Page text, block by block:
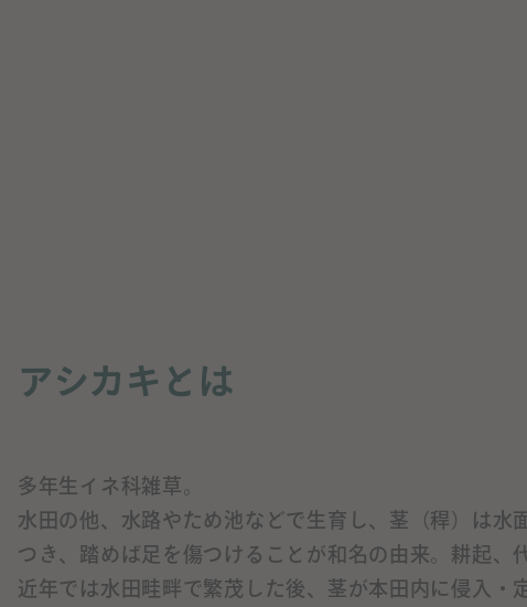
アシカキとは
多年生イネ科雑草。
水田の他、水路やため池などで生育し、茎（稈）は水
つき、踏めば足を傷つけることが和名の由来。耕起、
近年では水田畦畔で繁茂した後、茎が本田内に侵入・